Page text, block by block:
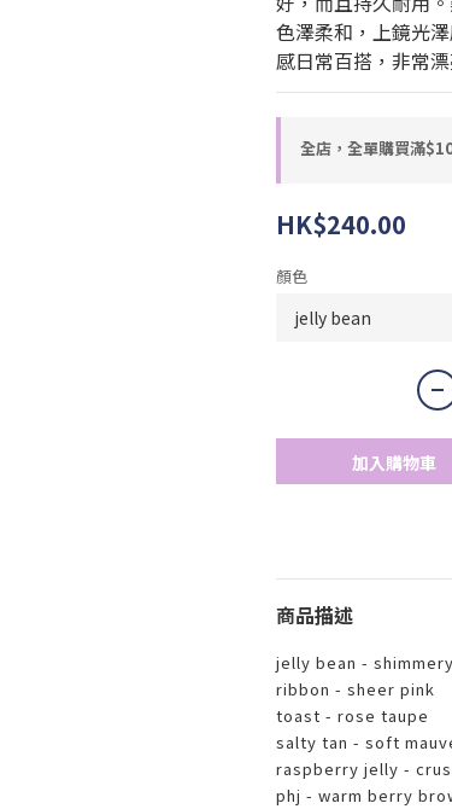
色澤柔和，上鏡光
感日常百搭，非常漂
全店，全單購買滿
HK$240.00
顏色
加入購物車
商品描述
jelly bean -
ribbon - sheer pink
toast - rose taupe
salty tan - soft
raspberry jelly -
phj - warm berry